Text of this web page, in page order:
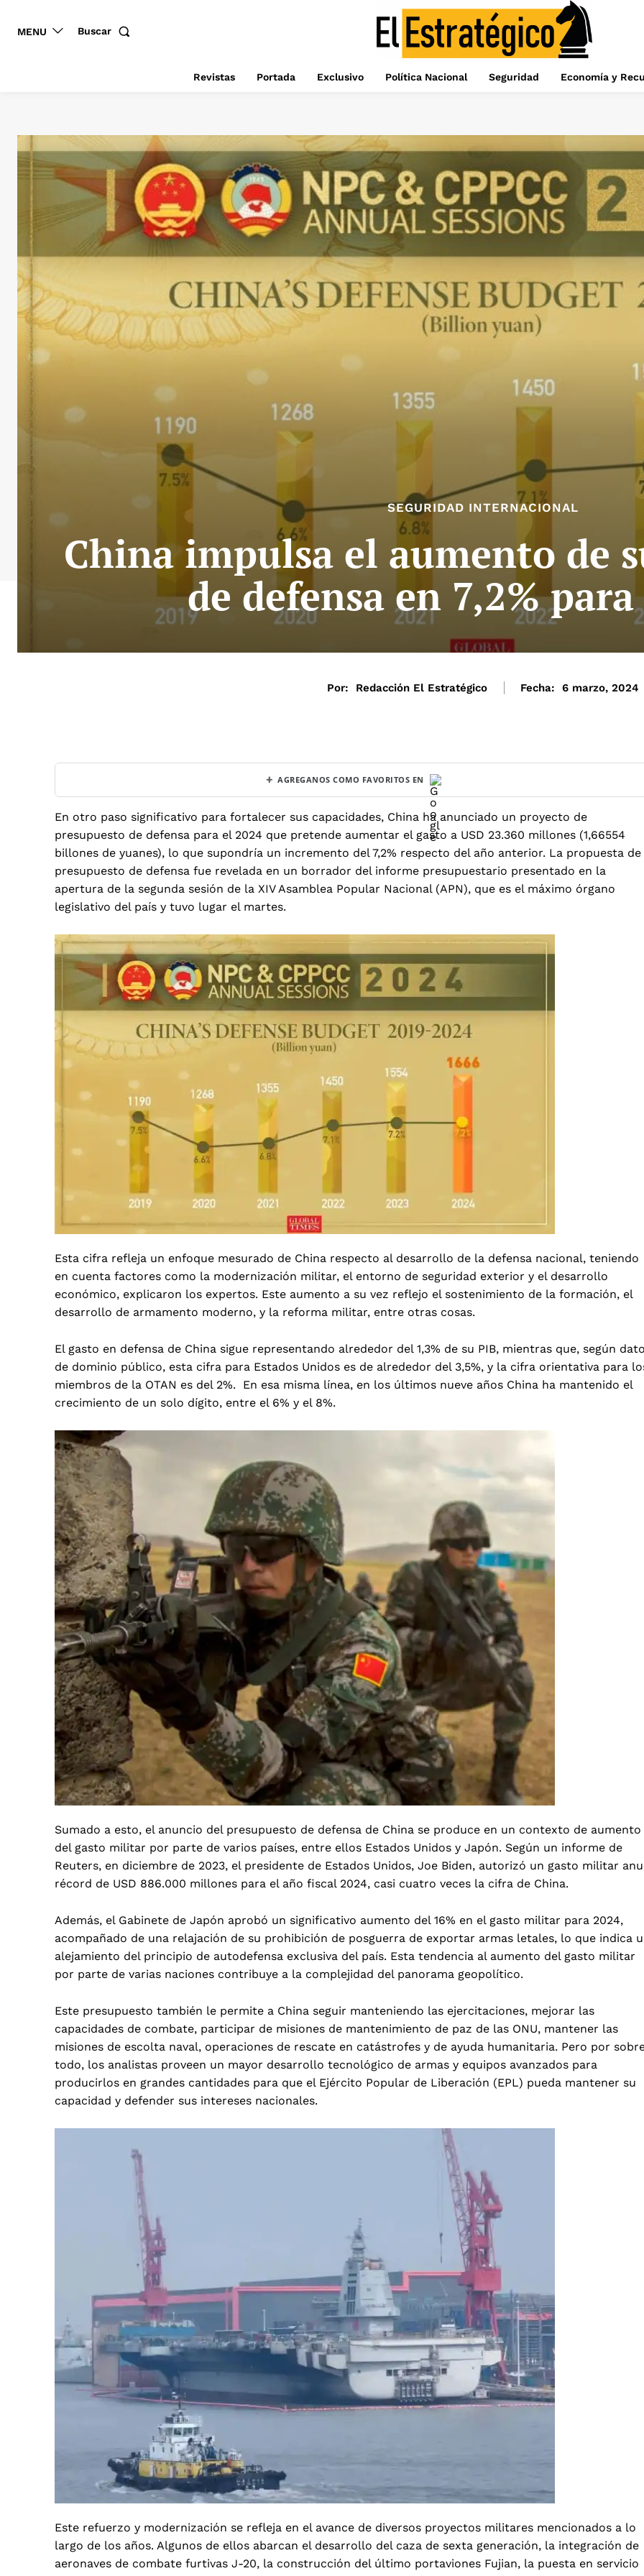
MENU Buscar
Revistas Portada Exclusivo Política Nacional Seguridad Economía y
SEGURIDAD INTERNACIONAL
China impulsa el aumento de
de defensa en 7,2%
Por: Redacción El Estratégico Fecha: 6 marzo, 2024
+ AGREGANOS COMO FAVORITOS EN
En otro paso significativo para fortalecer sus capacidades, China ha anunciado un proyecto de
presupuesto de defensa para el 2024 que pretende aumentar el gasto a USD 23.360 millones (1,66554
billones de yuanes), lo que supondría un incremento del 7,2% respecto del año anterior. La propuesta de
presupuesto de defensa fue revelada en un borrador del informe presupuestario presentado en la
apertura de la segunda sesión de la XIV Asamblea Popular Nacional (APN), que es el máximo órgano
legislativo del país y tuvo lugar el martes.
Esta cifra refleja un enfoque mesurado de China respecto al desarrollo de la defensa nacional, teniendo
en cuenta factores como la modernización militar, el entorno de seguridad exterior y el desarrollo
económico, explicaron los expertos. Este aumento a su vez reflejo el sostenimiento de la formación, el
desarrollo de armamento moderno, y la reforma militar, entre otras cosas.
El gasto en defensa de China sigue representando alrededor del 1,3% de su PIB, mientras que, según
de dominio público, esta cifra para Estados Unidos es de alrededor del 3,5%, y la cifra orientativa para
miembros de la OTAN es del 2%. En esa misma línea, en los últimos nueve años China ha mantenido el
crecimiento de un solo dígito, entre el 6% y el 8%.
Sumado a esto, el anuncio del presupuesto de defensa de China se produce en un contexto de aumento
del gasto militar por parte de varios países, entre ellos Estados Unidos y Japón. Según un informe de
Reuters, en diciembre de 2023, el presidente de Estados Unidos, Joe Biden, autorizó un gasto militar
récord de USD 886.000 millones para el año fiscal 2024, casi cuatro veces la cifra de China.
Además, el Gabinete de Japón aprobó un significativo aumento del 16% en el gasto militar para 2024,
acompañado de una relajación de su prohibición de posguerra de exportar armas letales, lo que indica
alejamiento del principio de autodefensa exclusiva del país. Esta tendencia al aumento del gasto militar
por parte de varias naciones contribuye a la complejidad del panorama geopolítico.
Este presupuesto también le permite a China seguir manteniendo las ejercitaciones, mejorar las
capacidades de combate, participar de misiones de mantenimiento de paz de las ONU, mantener las
misiones de escolta naval, operaciones de rescate en catástrofes y de ayuda humanitaria. Pero por
todo, los analistas proveen un mayor desarrollo tecnológico de armas y equipos avanzados para
producirlos en grandes cantidades para que el Ejército Popular de Liberación (EPL) pueda mantener su
capacidad y defender sus intereses nacionales.
Este refuerzo y modernización se refleja en el avance de diversos proyectos militares mencionados a lo
largo de los años. Algunos de ellos abarcan el desarrollo del caza de sexta generación, la integración de
aeronaves de combate furtivas J-20, la construcción del último portaviones Fujian, la puesta en servicio